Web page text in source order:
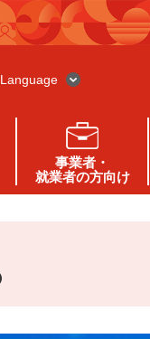
Language
事業者・
就業者の方向け